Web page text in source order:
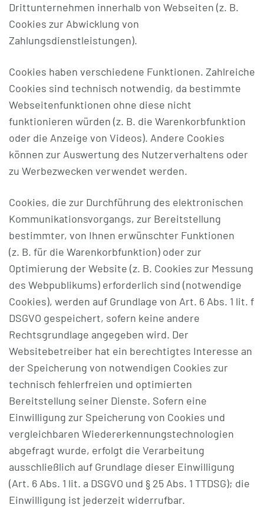
Drittunternehmen innerhalb von Webseiten (z. B.
Cookies zur Abwicklung von
Zahlungsdienstleistungen).
Cookies haben verschiedene Funktionen. Zahlreiche
Cookies sind technisch notwendig, da bestimmte
Webseitenfunktionen ohne diese nicht
funktionieren würden (z. B. die Warenkorbfunktion
oder die Anzeige von Videos). Andere Cookies
können zur Auswertung des Nutzerverhaltens oder
zu Werbezwecken verwendet werden.
Cookies, die zur Durchführung des elektronischen
Kommunikationsvorgangs, zur Bereitstellung
bestimmter, von Ihnen erwünschter Funktionen
(z. B. für die Warenkorbfunktion) oder zur
Optimierung der Website (z. B. Cookies zur Messung
des Webpublikums) erforderlich sind (notwendige
Cookies), werden auf Grundlage von Art. 6 Abs. 1 lit. f
DSGVO gespeichert, sofern keine andere
Rechtsgrundlage angegeben wird. Der
Websitebetreiber hat ein berechtigtes Interesse an
der Speicherung von notwendigen Cookies zur
technisch fehlerfreien und optimierten
Bereitstellung seiner Dienste. Sofern eine
Einwilligung zur Speicherung von Cookies und
vergleichbaren Wiedererkennungstechnologien
abgefragt wurde, erfolgt die Verarbeitung
ausschließlich auf Grundlage dieser Einwilligung
(Art. 6 Abs. 1 lit. a DSGVO und § 25 Abs. 1 TTDSG); die
Einwilligung ist jederzeit widerrufbar.